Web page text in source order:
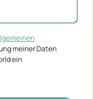
meiner Daten
ein